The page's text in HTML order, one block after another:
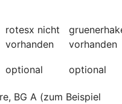
rotesx nicht
vorhanden
vorhanden
optional optional
BG A (zum Beispiel